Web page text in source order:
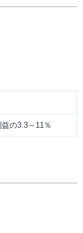
の3.3～11％